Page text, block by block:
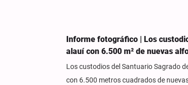
Informe fotográfico | Los
alauí con 6.500 m² de nuevas
Los custodios del Santuario Sagrado
con 6.500 metros cuadrados de